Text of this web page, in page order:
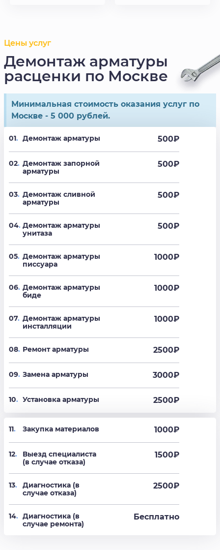
Цены услуг
Демонтаж арматуры
расценки по Москве
Минимальная стоимость оказания услуг по
Москве - 5 000 рублей.
01. Демонтаж арматуры 500₽
02. Демонтаж запорной
арматуры
500₽
03. Демонтаж сливной
арматуры
500₽
04. Демонтаж арматуры
унитаза
500₽
05. Демонтаж арматуры
писсуара
1000₽
06. Демонтаж арматуры
биде
1000₽
07. Демонтаж арматуры
инсталляции
1000₽
08. Ремонт арматуры 2500₽
09. Замена арматуры 3000₽
10. Установка арматуры 2500₽
11. Закупка материалов 1000₽
12.
Выезд специалиста
(в случае отказа)
1500₽
13.
Диагностика (в
случае отказа)
2500₽
14. Диагностика (в
случае ремонта)
Бесплатно